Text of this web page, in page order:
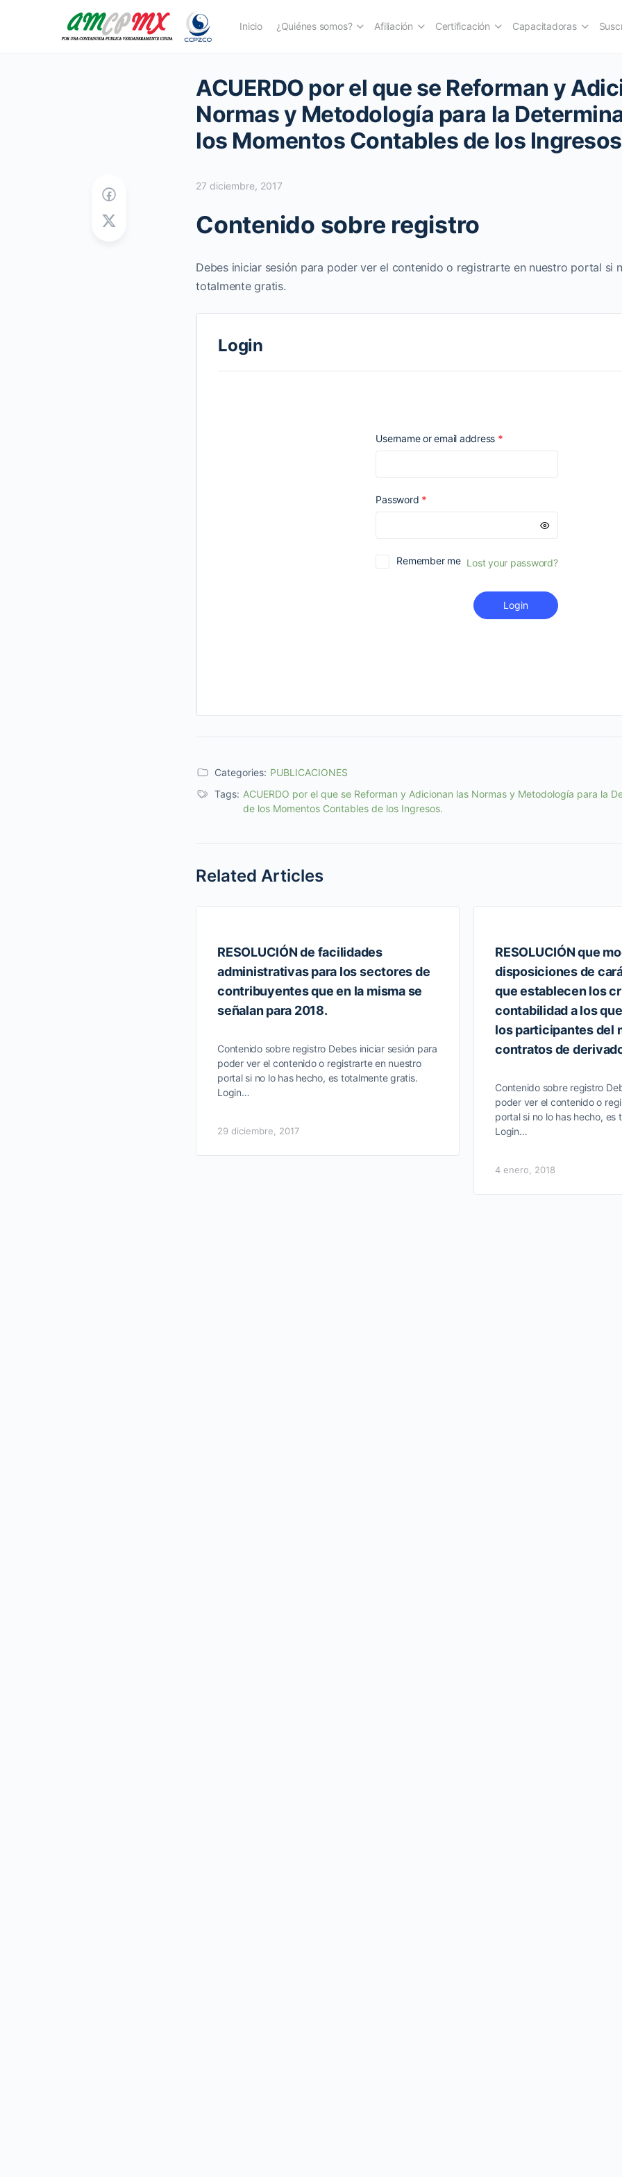
Inicio ¿Quiénes somos? Afiliación Certificación Capacitadoras
ACUERDO por el que se Reforman y
Normas y Metodología para la
los Momentos Contables de los
27 diciembre, 2017
Contenido sobre registro
Debes iniciar sesión para poder ver el contenido o registrarte en nuestro portal si
totalmente gratis.
Login
Username or email address *Required
Password *Required
Remember me Lost your password?
Login
Categories: PUBLICACIONES
Tags: ACUERDO por el que se Reforman y Adicionan las Normas y Metodología para la
de los Momentos Contables de los Ingresos.
Related Articles
RESOLUCIÓN de facilidades
administrativas para los sectores de
contribuyentes que en la misma se
señalan para 2018.
Contenido sobre registro Debes iniciar sesión para
poder ver el contenido o registrarte en nuestro
portal si no lo has hecho, es totalmente gratis.
Login…
29 diciembre, 2017
RESOLUCIÓN que
disposiciones de
que establecen los
contabilidad a los
los participantes del
contratos de
Contenido sobre registro
poder ver el contenido o
portal si no lo has hecho, es
Login…
4 enero, 2018